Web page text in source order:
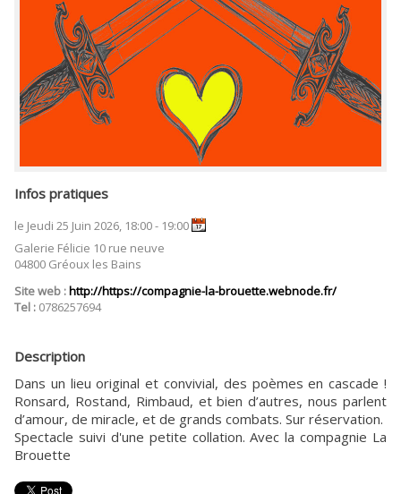
Infos pratiques
le Jeudi 25 Juin 2026, 18:00 - 19:00
Galerie Félicie 10 rue neuve
04800 Gréoux les Bains
Site web :http://https://compagnie-la-brouette.webnode.fr/
Tel : 0786257694
Description
Dans un lieu original et convivial, des poèmes en cascade !
Ronsard, Rostand, Rimbaud, et bien d’autres, nous parlent
d’amour, de miracle, et de grands combats. Sur réservation.
Spectacle suivi d'une petite collation. Avec la compagnie La
Brouette